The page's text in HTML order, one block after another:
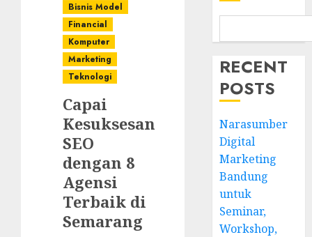
Bisnis Model
Financial
Komputer
Marketing
Teknologi
Capai
Kesuksesan
SEO
dengan 8
Agensi
Terbaik di
Semarang
RECENT
POSTS
Narasumber
Digital
Marketing
Bandung
untuk
Seminar,
Workshop,